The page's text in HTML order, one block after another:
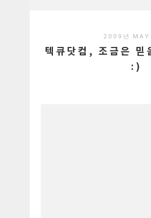
2009년 MAY
텍큐닷컴, 조금은 믿
:)